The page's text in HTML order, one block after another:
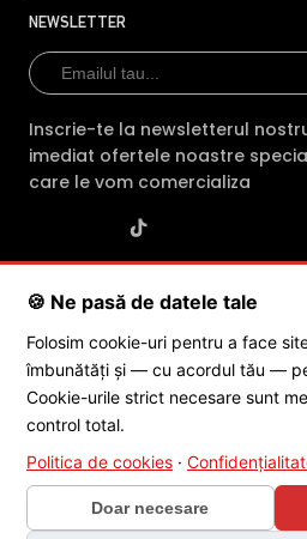
NEWSLETTER
Inscrie-te la newsletterul
imediat ofertele noastre
care le vom comercializa
SC POLITES ONLINE SRL · CUI:
J2015001227161· Capital social: 200
Poenaru, Nr. 1, Craiova, Jud. Dolj ·
🍪 Ne pasă de datele tale
Folosim cookie-uri pentru a face
îmbunătăți și — cu acordul tău —
Cookie-urile strict necesare sunt
control total.
Politica de cookies ·
Doar necesare